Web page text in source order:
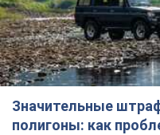
Значительные
полигоны: как